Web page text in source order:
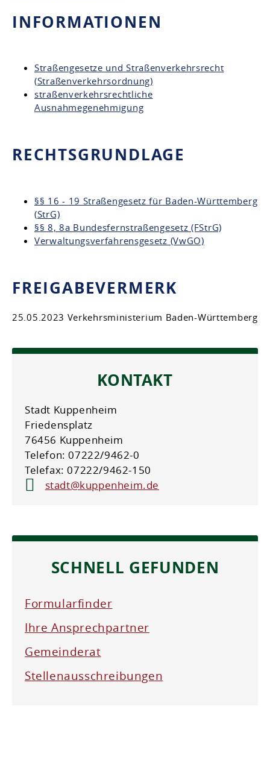
INFORMATIONEN
Straßengesetze und Straßenverkehrsrecht
(Straßenverkehrsordnung)
straßenverkehrsrechtliche
Ausnahmegenehmigung
RECHTSGRUNDLAGE
§§ 16 - 19 Straßengesetz für Baden-Württemberg
(StrG)
§§ 8, 8a Bundesfernstraßengesetz (FStrG)
Verwaltungsverfahrensgesetz (VwGO)
FREIGABEVERMERK
25.05.2023 Verkehrsministerium Baden-Württemberg
KONTAKT
Stadt Kuppenheim
Friedensplatz
76456 Kuppenheim
Telefon: 07222/9462-0
Telefax: 07222/9462-150
stadt@kuppenheim.de
SCHNELL GEFUNDEN
Formularfinder
Ihre Ansprechpartner
Gemeinderat
Stellenausschreibungen